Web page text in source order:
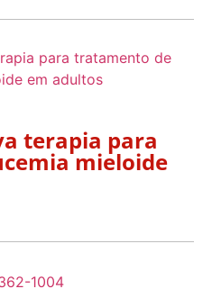
terapia para
mieloide